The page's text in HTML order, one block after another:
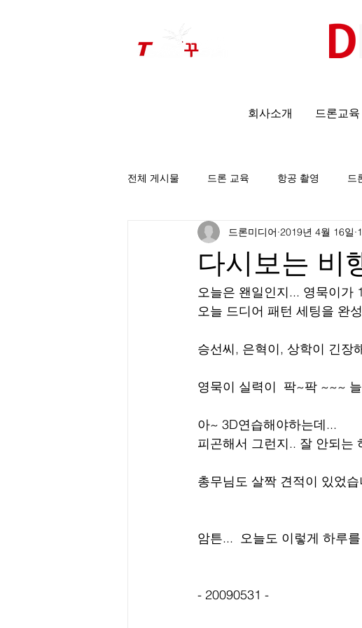
회사소개 드론교육
전체 게시물 드론 교육 항공 촬영 드
팀꾸러기 소식
다시보는 비
드론미디어 2019년 4월 16일
오늘은 왠일인지... 영묵이가
오늘 드디어 패턴 세팅을 완
승선씨, 은혁이, 상학이 긴장
영묵이 실력이  팍~팍 ~~~
아~ 3D연습해야하는데...
피곤해서 그런지.. 잘 안되는
총무님도 살짝 견적이 있었
암튼...  오늘도 이렇게 하루
- 20090531 -